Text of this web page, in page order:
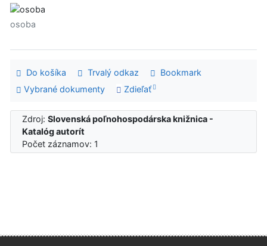
osoba
Do košíka Trvalý odkaz
Bookmark
Vybrané dokumenty
Zdieľať
Zdroj:Slovenská poľnohospodárska knižnica -
Katalóg autorít
Počet záznamov: 1